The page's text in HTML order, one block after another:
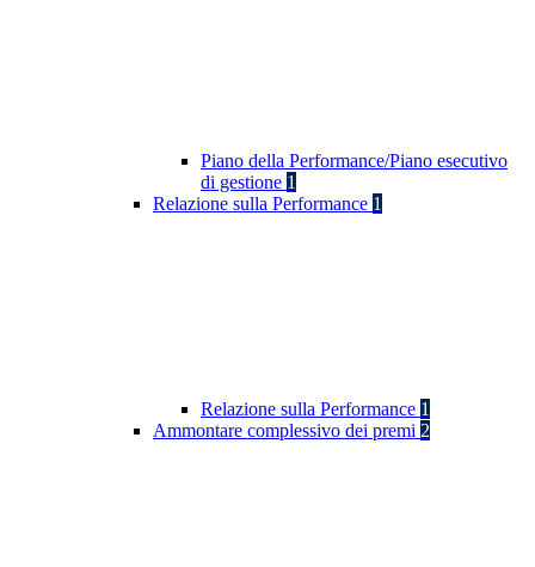
Piano della Performance/Piano esecutivo
di gestione 1
Relazione sulla Performance 1
Relazione sulla Performance 1
Ammontare complessivo dei premi 2